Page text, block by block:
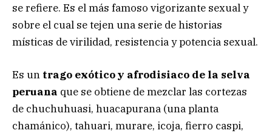
se refiere. Es el más famoso vigorizante sexual y
sobre el cual se tejen una serie de historias
místicas de virilidad, resistencia y potencia sexual.
Es un trago exótico y afrodisiaco de la selva
peruana que se obtiene de mezclar las cortezas
de chuchuhuasi, huacapurana (una planta
chamánico), tahuari, murare, icoja, fierro caspi,